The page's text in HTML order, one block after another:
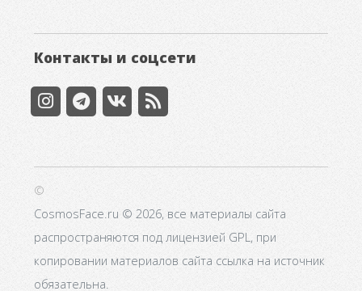
Контакты и соцсети
©
CosmosFace.ru © 2026, все материалы сайта
распространяются под лицензией GPL, при
копировании материалов сайта ссылка на источник
обязательна.